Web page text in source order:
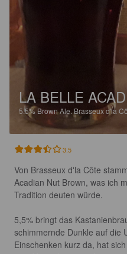
LA BELLE
5.5%Brown Ale.Brasseux d'la
3.5
Von Brasseux d'la Côte
Acadian Nut Brown, was ich
Tradition deuten würde.
5,5% bringt das
schimmernde Dunkle auf die
Einschenken kurz da, hat